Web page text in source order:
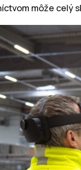
môže celý